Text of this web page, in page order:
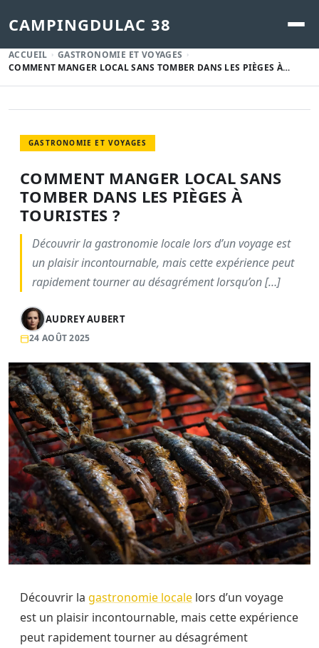
CAMPINGDULAC 38
ACCUEIL
GASTRONOMIE ET VOYAGES
COMMENT MANGER LOCAL SANS TOMBER DANS LES PIÈGES À…
GASTRONOMIE ET VOYAGES
COMMENT MANGER LOCAL SANS
TOMBER DANS LES PIÈGES À
TOURISTES ?
Découvrir la gastronomie locale lors d’un voyage est
un plaisir incontournable, mais cette expérience peut
rapidement tourner au désagrément lorsqu’on […]
AUDREY AUBERT
24 AOÛT 2025
Découvrir la gastronomie locale lors d’un voyage
est un plaisir incontournable, mais cette expérience
peut rapidement tourner au désagrément